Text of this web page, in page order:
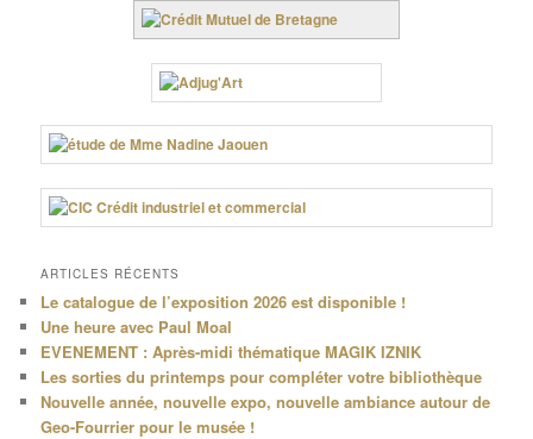
ARTICLES RÉCENTS
Le catalogue de l’exposition 2026 est disponible !
Une heure avec Paul Moal
EVENEMENT : Après-midi thématique MAGIK IZNIK
Les sorties du printemps pour compléter votre bibliothèque
Nouvelle année, nouvelle expo, nouvelle ambiance autour de
Geo-Fourrier pour le musée !